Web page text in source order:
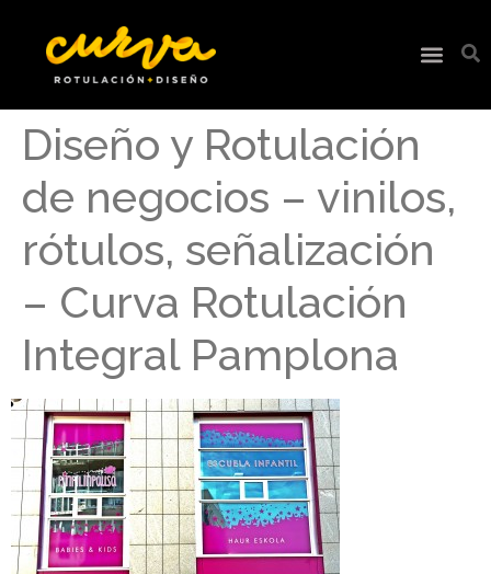
Diseño y Rotulación
de negocios – vinilos,
rótulos, señalización
– Curva Rotulación
Integral Pamplona